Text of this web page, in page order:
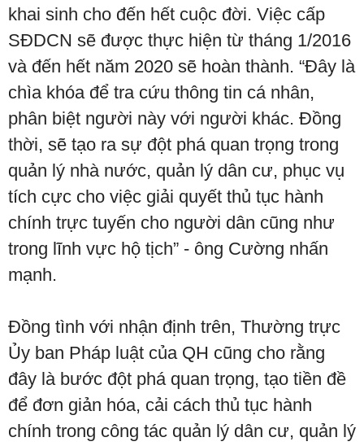
khai sinh cho đến hết cuộc đời. Việc cấp
SĐDCN sẽ được thực hiện từ tháng 1/2016
và đến hết năm 2020 sẽ hoàn thành. “Đây là
chìa khóa để tra cứu thông tin cá nhân,
phân biệt người này với người khác. Đồng
thời, sẽ tạo ra sự đột phá quan trọng trong
quản lý nhà nước, quản lý dân cư, phục vụ
tích cực cho việc giải quyết thủ tục hành
chính trực tuyến cho người dân cũng như
trong lĩnh vực hộ tịch” - ông Cường nhấn
mạnh.
Đồng tình với nhận định trên, Thường trực
Ủy ban Pháp luật của QH cũng cho rằng
đây là bước đột phá quan trọng, tạo tiền đề
để đơn giản hóa, cải cách thủ tục hành
chính trong công tác quản lý dân cư, quản lý